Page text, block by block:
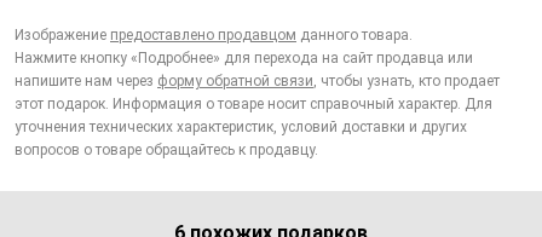
Изображение предоставлено продавцом данного товара.
Нажмите кнопку «Подробнее» для перехода на сайт продавца или
напишите нам через форму обратной связи, чтобы узнать, кто продает
этот подарок. Информация о товаре носит справочный характер. Для
уточнения технических характеристик, условий доставки и других
вопросов о товаре обращайтесь к продавцу.